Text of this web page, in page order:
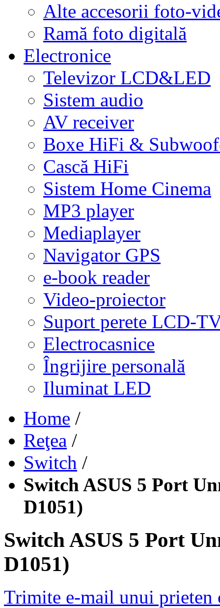
Alte accesorii foto-
Ramă foto digitală
Electronice
Televizor LCD&LED
Sistem audio
AV receiver
Boxe HiFi &
Cască HiFi
Sistem Home Cinema
MP3 player
Mediaplayer
Navigator GPS
e-book reader
Video-proiector
Suport perete LCD-
Electrocasnice
Îngrijire personală
Iluminat LED
Home /
Reţea /
Switch /
Switch ASUS 5 Port
D1051)
Switch ASUS 5 Port
D1051)
Trimite e-mail unui prieten